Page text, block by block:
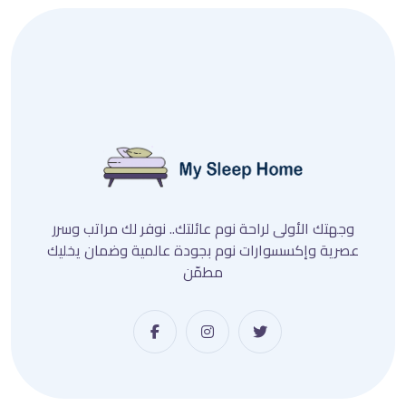
وجهتك الأولى لراحة نوم عائلتك.. نوفر لك مراتب وسرر
عصرية وإكسسوارات نوم بجودة عالمية وضمان يخليك
مطمّن